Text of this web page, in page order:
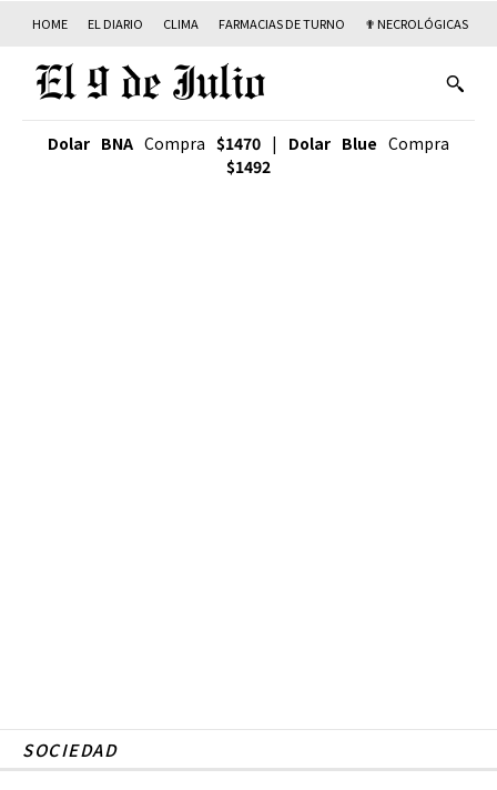
HOME EL DIARIO CLIMA FARMACIAS DE TURNO ✟ NECROLÓGICAS
Dolar BNA Compra $1470 | Dolar Blue Compra
$1492
SOCIEDAD